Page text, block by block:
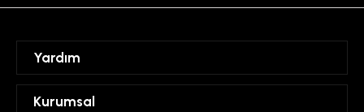
Yardım
Kurumsal